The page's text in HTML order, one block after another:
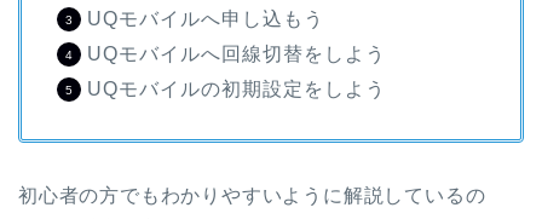
UQモバイルへ申し込もう
UQモバイルへ回線切替をしよう
UQモバイルの初期設定をしよう
初心者の方でもわかりやすいように解説しているの